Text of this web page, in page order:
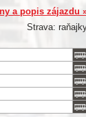
a popis zájazdu
Strava: